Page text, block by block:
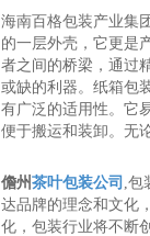
海南百格包装产业集
的一层外壳，它更是
者之间的桥梁，通过
或缺的利器。纸箱包
有广泛的适用性。它
便于搬运和装卸。无
儋州茶叶包装公司 ,包
达品牌的理念和文化
化，包装行业将不断